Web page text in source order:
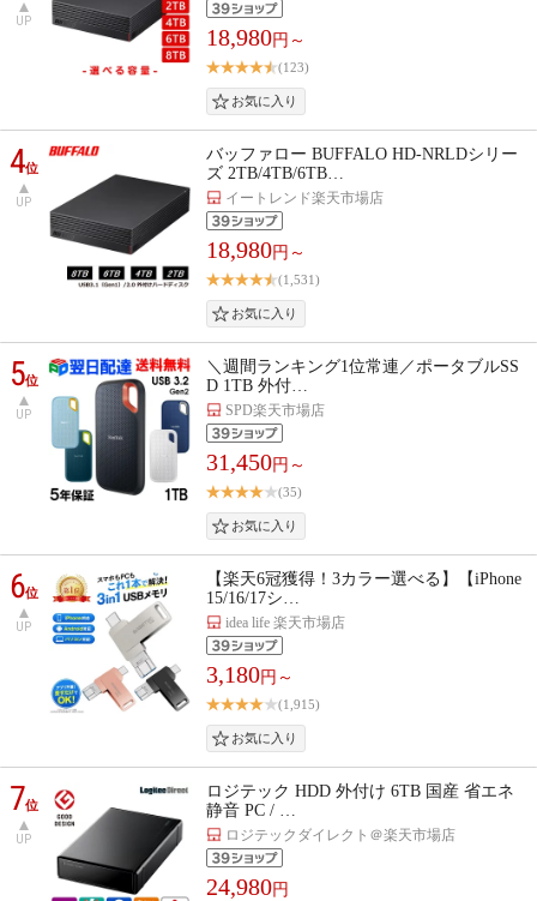
UP
18,980円～
(123)
4位
UP
バッファロー BUFFALO HD-NRLDシリー
ズ 2TB/4TB/6TB…
イートレンド楽天市場店
18,980円～
(1,531)
5位
UP
＼週間ランキング1位常連／ポータブルSS
D 1TB 外付…
SPD楽天市場店
31,450円～
(35)
6位
UP
【楽天6冠獲得！3カラー選べる】【iPhone
15/16/17シ…
idea life 楽天市場店
3,180円～
(1,915)
7位
UP
ロジテック HDD 外付け 6TB 国産 省エネ
静音 PC / …
ロジテックダイレクト＠楽天市場店
24,980円